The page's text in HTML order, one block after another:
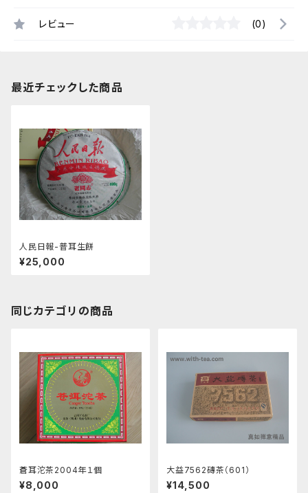
レビュー (0)
最近チェックした商品
人民日報-普耳生餅
¥25,000
同じカテゴリの商品
蒼耳沱茶2004年１個
¥8,000
大益7562磚茶（601）
¥14,500